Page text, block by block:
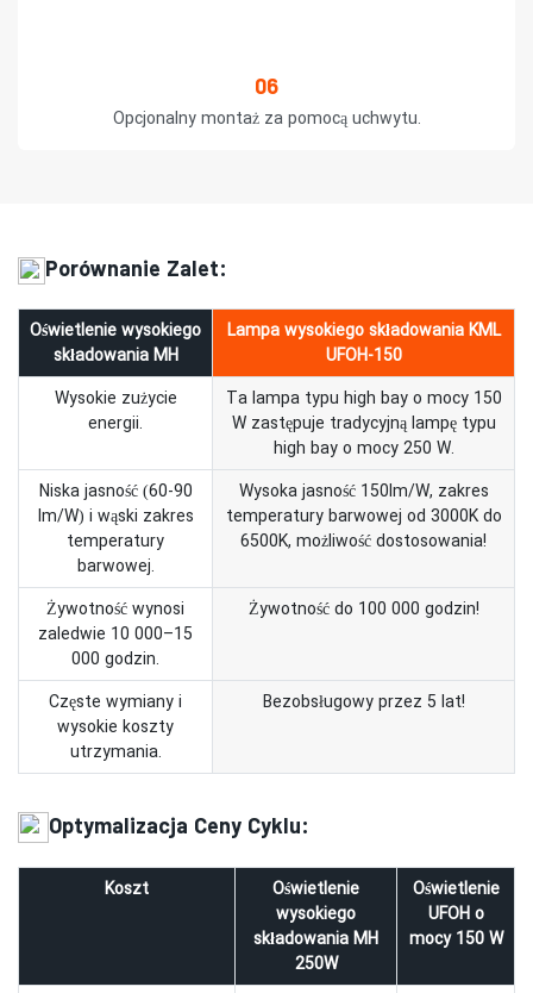
06
Opcjonalny montaż za pomocą uchwytu.
Porównanie Zalet:
Oświetlenie wysokiego
składowania MH
Lampa wysokiego składowania KML
UFOH-150
Wysokie zużycie
energii.
Ta lampa typu high bay o mocy 150
W zastępuje tradycyjną lampę typu
high bay o mocy 250 W.
Niska jasność (60-90
lm/W) i wąski zakres
temperatury
barwowej.
Wysoka jasność 150lm/W, zakres
temperatury barwowej od 3000K do
6500K, możliwość dostosowania!
Żywotność wynosi
zaledwie 10 000–15
000 godzin.
Żywotność do 100 000 godzin!
Częste wymiany i
wysokie koszty
utrzymania.
Bezobsługowy przez 5 lat!
Optymalizacja Ceny Cyklu:
Koszt
Oświetlenie
wysokiego
składowania MH
250W
Oświetlenie
UFOH o
mocy 150 W